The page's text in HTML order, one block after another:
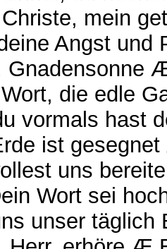
mein
Angst
Gnadensonne
die edle
vormals hast
ist
uns
Wort sei
unser